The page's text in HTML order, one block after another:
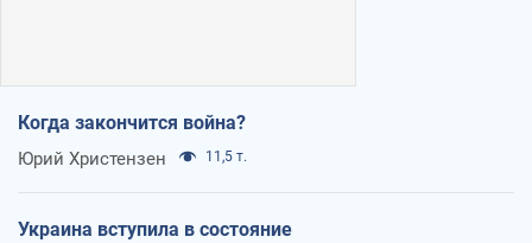
Когда закончится война?
Юрий Христензен 11,5 т.
Украина вступила в состояние